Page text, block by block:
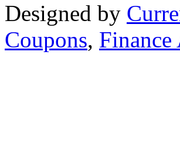
Designed by
Coupons,